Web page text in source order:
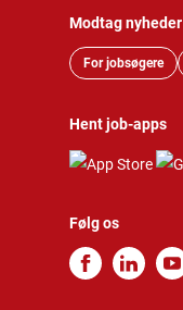
Modtag nyheder
For jobsøgere
Hent job-apps
Følg os